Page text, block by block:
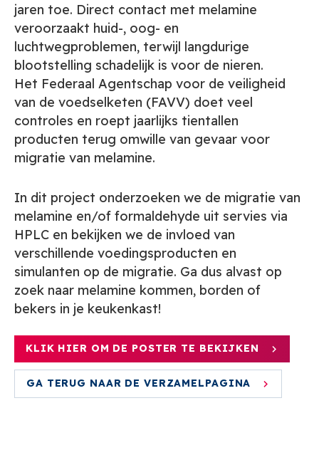
jaren toe. Direct contact met melamine
veroorzaakt huid-, oog- en
luchtwegproblemen, terwijl langdurige
blootstelling schadelijk is voor de nieren.
Het Federaal Agentschap voor de veiligheid
van de voedselketen (FAVV) doet veel
controles en roept jaarlijks tientallen
producten terug omwille van gevaar voor
migratie van melamine.
In dit project onderzoeken we de migratie van
melamine en/of formaldehyde uit servies via
HPLC en bekijken we de invloed van
verschillende voedingsproducten en
simulanten op de migratie. Ga dus alvast op
zoek naar melamine kommen, borden of
bekers in je keukenkast!
KLIK HIER OM DE POSTER TE BEKIJKEN
GA TERUG NAAR DE VERZAMELPAGINA